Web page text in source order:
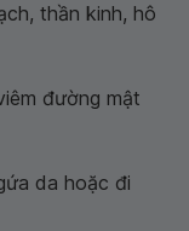
thần kinh, hô
đường mật
da hoặc đi